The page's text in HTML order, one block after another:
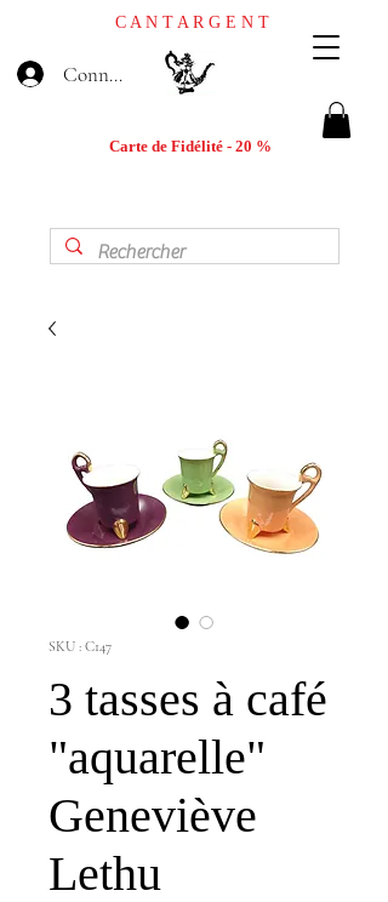
C A N T A R G E N T
Connexion
Carte de Fidélité - 20 %
SKU : C147
3 tasses à café
"aquarelle"
Geneviève
Lethu